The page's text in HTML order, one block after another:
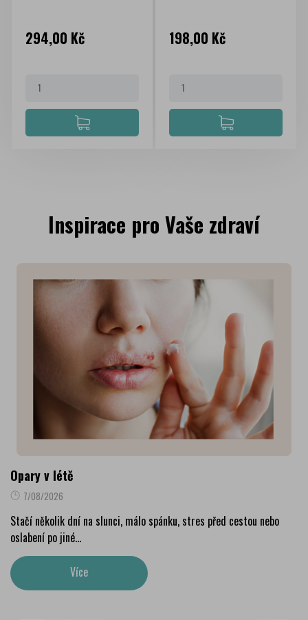
Cena
294,00 Kč Cena
198,00 Kč
Inspirace pro Vaše zdraví
Opary v létě
7/08/2026
Stačí několik dní na slunci, málo spánku, stres před cestou nebo
oslabení po jiné...
Více